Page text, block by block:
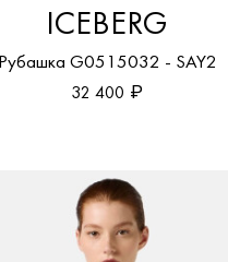
ICEBERG
Рубашка G0515032 - SAY2
32 400